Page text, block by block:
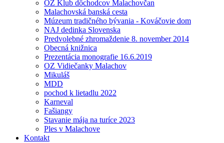
OZ Klub dôchodcov Malachovčan
Malachovská banská cesta
Múzeum tradičného bývania - Kováčovie dom
NAJ dedinka Slovenska
Predvolebné zhromaždenie 8. november 2014
Obecná knižnica
Prezentácia monografie 16.6.2019
OZ Vidiečanky Malachov
Mikuláš
MDD
pochod k lietadlu 2022
Karneval
Fašiangy
Stavanie mája na turíce 2023
Ples v Malachove
Kontakt